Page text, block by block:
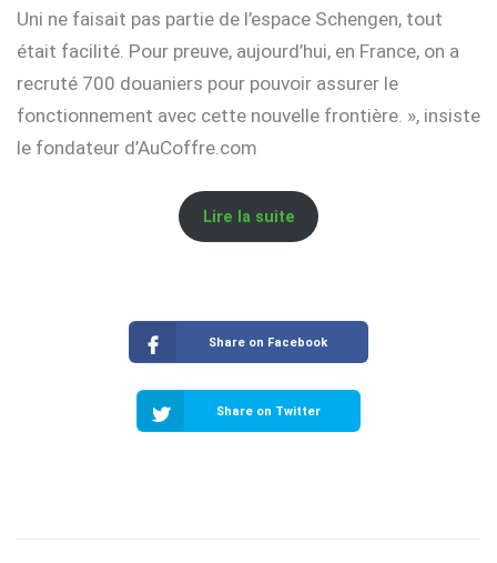
Uni ne faisait pas partie de l’espace Schengen, tout
était facilité. Pour preuve, aujourd’hui, en France, on a
recruté 700 douaniers pour pouvoir assurer le
fonctionnement avec cette nouvelle frontière. », insiste
le fondateur d’AuCoffre.com
Lire la suite
Share on Facebook
Share on Twitter